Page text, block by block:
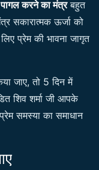
करने का मंत्रबहुत
सकारात्मक ऊर्जा को
प्रेम की भावना जागृत
जाए, तो 5 दिन में
शिव शर्मा जी आपके
समस्या का समाधान